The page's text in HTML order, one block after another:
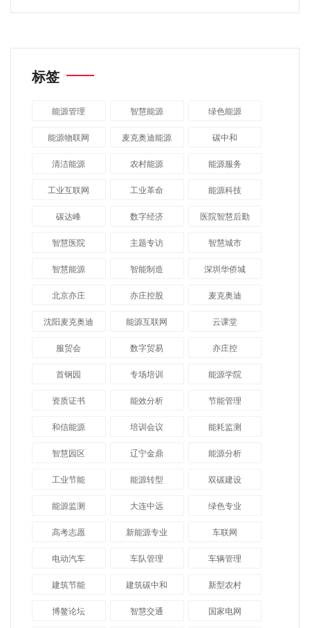
标签
能源管理 智慧能源 绿色能源
能源物联网 麦克奥迪能源 碳中和
清洁能源 农村能源 能源服务
工业互联网 工业革命 能源科技
碳达峰 数字经济 医院智慧后勤
智慧医院 主题专访 智慧城市
​智慧能源 智能制造 深圳华侨城
北京亦庄 亦庄控股 麦克奥迪
沈阳麦克奥迪 能源互联网 云课堂
服贸会 数字贸易 亦庄控
首钢园 专场培训 能源学院
资质证书 能效分析 节能管理
和信能源 培训会议 能耗监测
智慧园区 辽宁金鼎 能源分析
工业节能 能源转型 双碳建设
能源监测 大连中远 绿色专业
高考志愿 新能源专业 车联网
电动汽车 车队管理 车辆管理
建筑节能 建筑碳中和 新型农村
博鳌论坛 智慧交通 国家电网